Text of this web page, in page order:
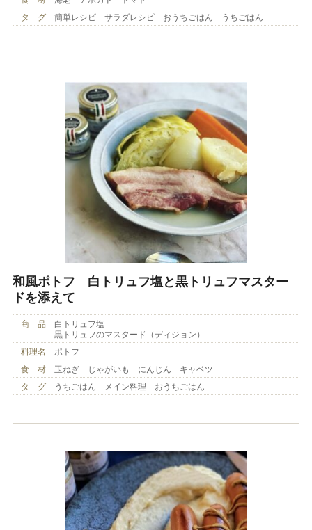
タ グ
簡単レシピ サラダレシピ おうちごはん うちごはん
和風ポトフ 白トリュフ塩と黒トリュフマスター
ドを添えて
商 品
白トリュフ塩
黒トリュフのマスタード（ディジョン）
料理名
ポトフ
食 材
玉ねぎ じゃがいも にんじん キャベツ
タ グ
うちごはん メイン料理 おうちごはん